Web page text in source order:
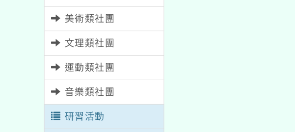
美術類社團
文理類社團
運動類社團
音樂類社團
研習活動